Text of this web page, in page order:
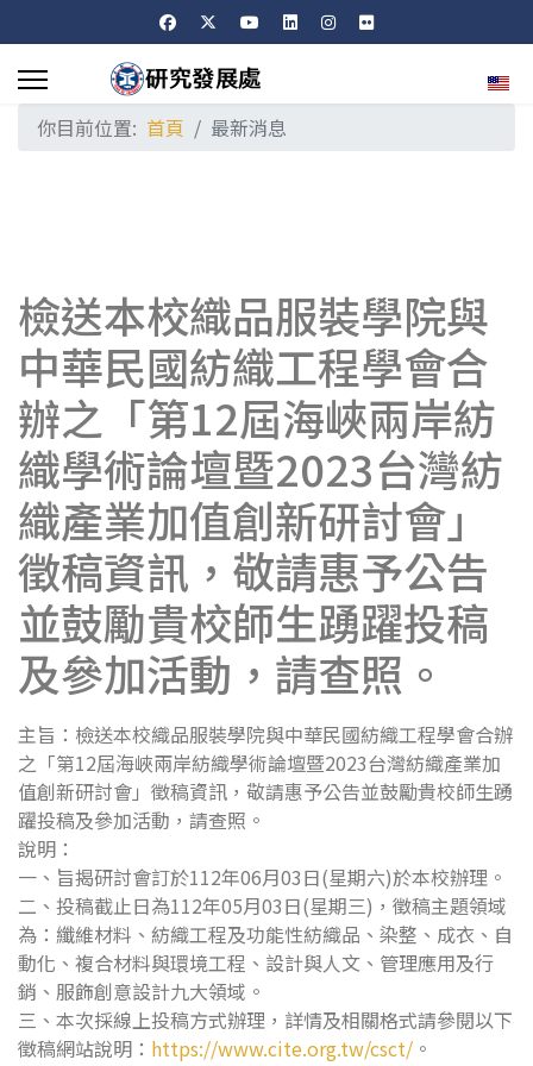
選擇
你目前位置: 首頁 最新消息
檢送本校織品服裝學院與
中華民國紡織工程學會合
辦之「第12屆海峽兩岸紡
織學術論壇暨2023台灣紡
織產業加值創新研討會」
徵稿資訊，敬請惠予公告
並鼓勵貴校師生踴躍投稿
及參加活動，請查照。
主旨：檢送本校織品服裝學院與中華民國紡織工程學會合辦
之「第12屆海峽兩岸紡織學術論壇暨2023台灣紡織產業加
值創新研討會」徵稿資訊，敬請惠予公告並鼓勵貴校師生踴
躍投稿及參加活動，請查照。
說明：
一、旨揭研討會訂於112年06月03日(星期六)於本校辦理。
二、投稿截止日為112年05月03日(星期三)，徵稿主題領域
為：纖維材料、紡織工程及功能性紡織品、染整、成衣、自
動化、複合材料與環境工程、設計與人文、管理應用及行
銷、服飾創意設計九大領域。
三、本次採線上投稿方式辦理，詳情及相關格式請參閱以下
徵稿網站說明： https://www.cite.org.tw/csct/ 。